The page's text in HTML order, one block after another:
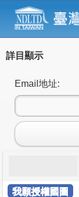
詳目顯示
Email地址:
我願授權國圖